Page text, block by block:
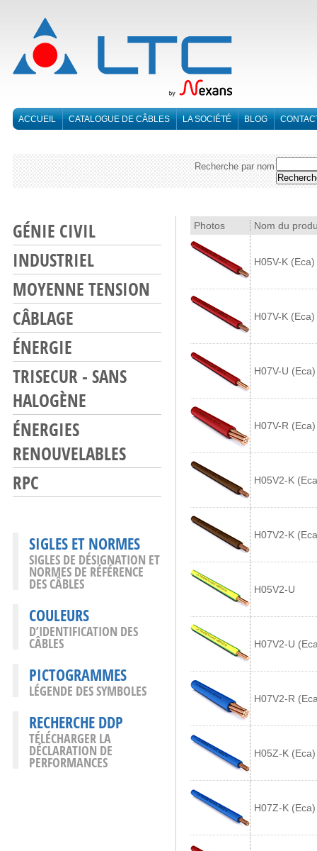
ACCUEIL CATALOGUE DE CÂBLES LA SOCIÉTÉ BLOG
Recherche par nom
GÉNIE CIVIL
INDUSTRIEL
MOYENNE TENSION
CÂBLAGE
ÉNERGIE
TRISECUR - SANS
HALOGÈNE
ÉNERGIES
RENOUVELABLES
RPC
SIGLES ET NORMES
SIGLES DE DÉSIGNATION ET
NORMES DE RÉFÉRENCE
DES CÂBLES
COULEURS
D’IDENTIFICATION DES
CÂBLES
PICTOGRAMMES
LÉGENDE DES SYMBOLES
RECHERCHE DDP
TÉLÉCHARGER LA
DÉCLARATION DE
PERFORMANCES
Photos Nom du
H05V-K (Eca)
H07V-K (Eca)
H07V-U (Eca)
H07V-R (Eca)
H05V2-K
H07V2-K
H05V2-U
H07V2-U
H07V2-R
H05Z-K (Eca)
H07Z-K (Eca)